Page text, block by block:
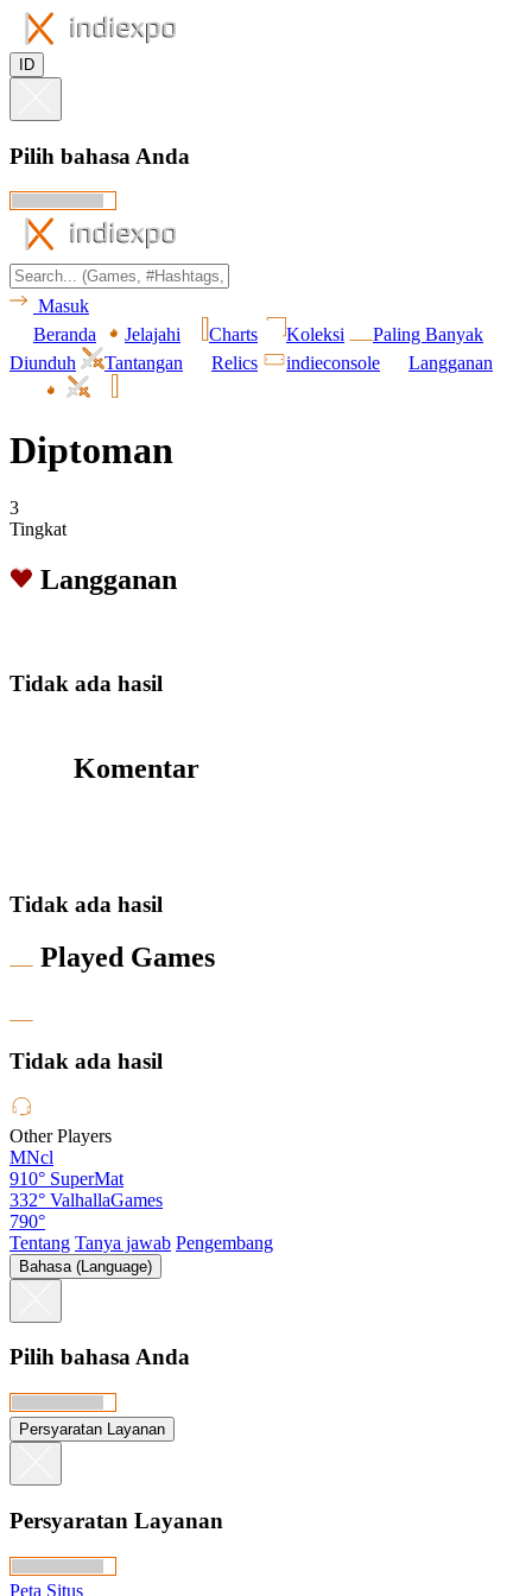
ID
Pilih bahasa Anda
Masuk
Beranda
Jelajahi Charts Koleksi
Paling Banyak
Diunduh
Tantangan Relics indieconsole Langganan
Diptoman
3
Tingkat
Langganan
Tidak ada hasil
Komentar
Tidak ada hasil
Played Games
Tidak ada hasil
Other Players
MNcl
910° SuperMat
332° ValhallaGames
790°
Tentang Tanya jawab Pengembang
Bahasa (Language)
Pilih bahasa Anda
Persyaratan Layanan
Persyaratan Layanan
Peta Situs